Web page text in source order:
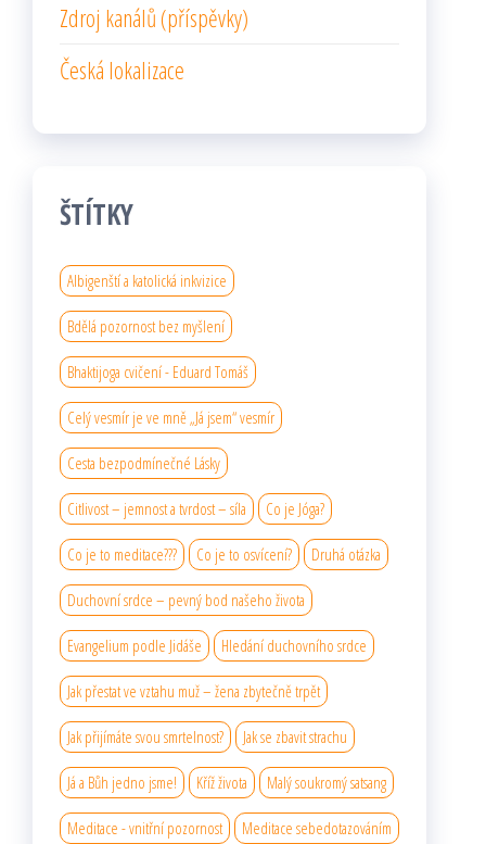
Zdroj kanálů (příspěvky)
Česká lokalizace
ŠTÍTKY
Albigenští a katolická inkvizice
Bdělá pozornost bez myšlení
Bhaktijoga cvičení - Eduard Tomáš
Celý vesmír je ve mně „Já jsem“ vesmír
Cesta bezpodmínečné Lásky
Citlivost – jemnost a tvrdost – síla Co je Jóga?
Co je to meditace??? Co je to osvícení? Druhá otázka
Duchovní srdce – pevný bod našeho života
Evangelium podle Jidáše Hledání duchovního srdce
Jak přestat ve vztahu muž – žena zbytečně trpět
Jak přijímáte svou smrtelnost? Jak se zbavit strachu
Já a Bůh jedno jsme! Kříž života Malý soukromý satsang
Meditace - vnitřní pozornost Meditace sebedotazováním